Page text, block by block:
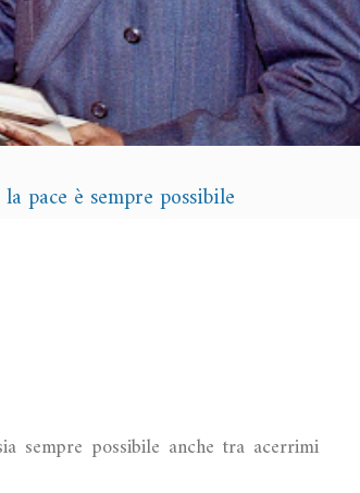
pace è sempre possibile
sempre possibile anche tra acerrimi